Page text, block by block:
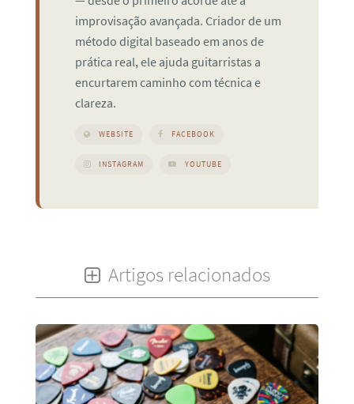
improvisação avançada. Criador de um
método digital baseado em anos de
prática real, ele ajuda guitarristas a
encurtarem caminho com técnica e
clareza.
WEBSITE FACEBOOK
INSTAGRAM YOUTUBE
Artigos relacionados